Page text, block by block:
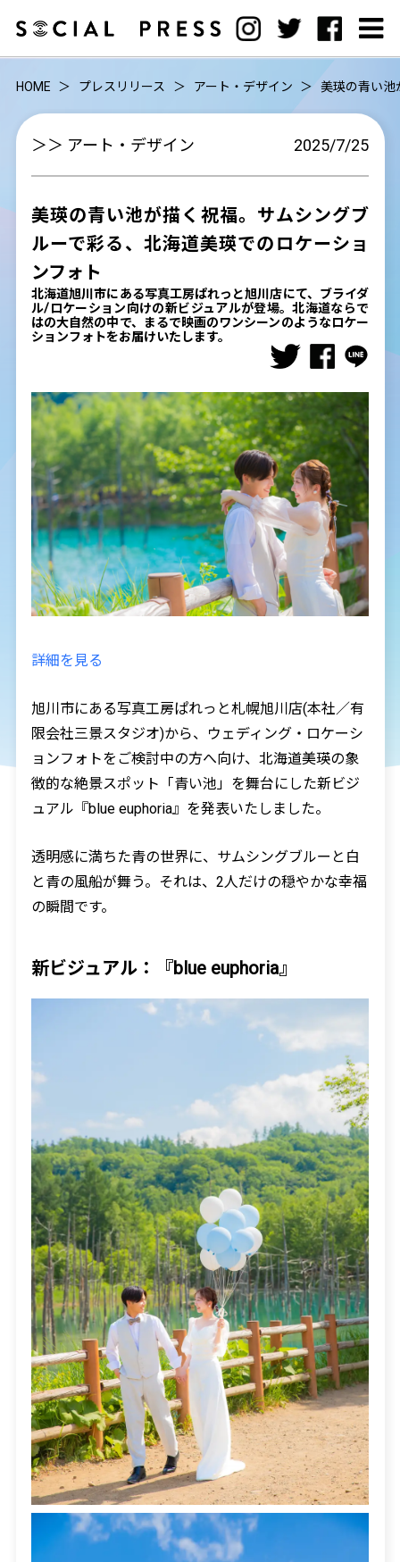
HOME プレスリリース アート・デザイン 美瑛の青い池
＞＞ アート・デザイン 2025/7/25
美瑛の青い池が描く祝福。サムシングブ
ルーで彩る、北海道美瑛でのロケーショ
ンフォト
北海道旭川市にある写真工房ぱれっと旭川店にて、ブライダ
ル/ロケーション向けの新ビジュアルが登場。北海道ならで
はの大自然の中で、まるで映画のワンシーンのようなロケー
ションフォトをお届けいたします。
詳細を見る
旭川市にある写真工房ぱれっと札幌旭川店(本社／有
限会社三景スタジオ)から、ウェディング・ロケーシ
ョンフォトをご検討中の方へ向け、北海道美瑛の象
徴的な絶景スポット「青い池」を舞台にした新ビジ
ュアル『blue euphoria』を発表いたしました。
透明感に満ちた青の世界に、サムシングブルーと白
と青の風船が舞う。それは、2人だけの穏やかな幸福
の瞬間です。
新ビジュアル：『blue euphoria』